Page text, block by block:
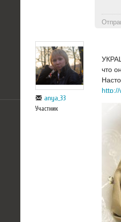
anya_33
Участник
что